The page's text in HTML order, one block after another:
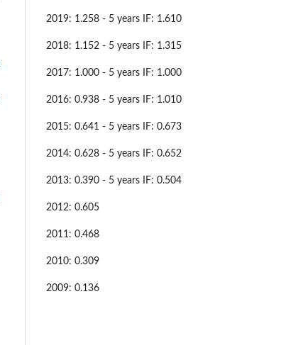
2019: 1.258 - 5 years IF: 1.610
2018: 1.152 - 5 years IF: 1.315
2017: 1.000 - 5 years IF: 1.000
2016: 0.938 - 5 years IF: 1.010
2015: 0.641 - 5 years IF: 0.673
2014: 0.628 - 5 years IF: 0.652
2013: 0.390 - 5 years IF: 0.504
2012: 0.605
2011: 0.468
2010: 0.309
2009: 0.136